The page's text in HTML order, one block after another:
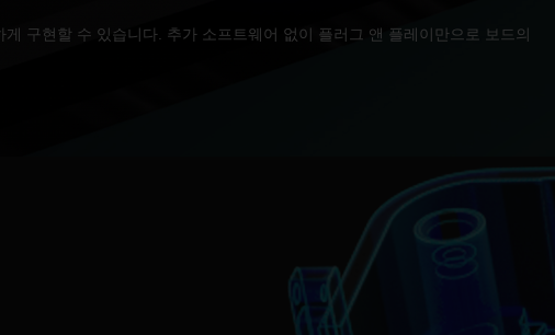
구현할 수 있습니다. 추가 소프트웨어 없이 플러그 앤 플레이만으로 보드의